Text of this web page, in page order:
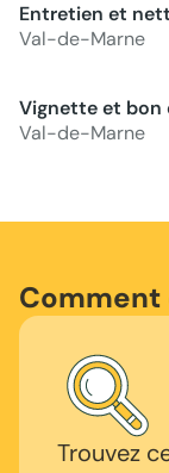
Entretien et
Val-de-Marne
Vignette et bon
Val-de-Marne
Comment
Trouvez